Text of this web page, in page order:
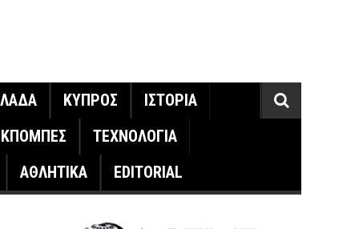
ΚΥΠΡΟΣ
ΙΣΤΟΡΙΑ
ΤΕΧΝΟΛΟΓΙΑ
ΑΘΛΗΤΙΚΑ EDITORIAL